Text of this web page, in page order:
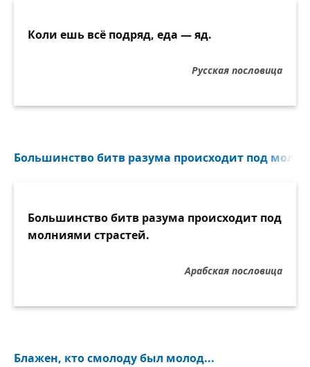
Коли ешь всё подряд, еда — яд.
Русская пословица
Большинство битв разума происходит под
Большинство битв разума происходит под
молниями страстей.
Арабская пословица
Блажен, кто смолоду был молод...